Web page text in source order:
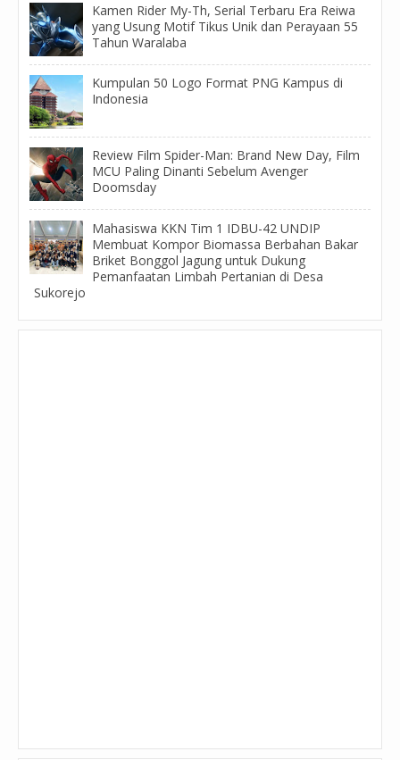
Kamen Rider My-Th, Serial Terbaru Era Reiwa
yang Usung Motif Tikus Unik dan Perayaan 55
Tahun Waralaba
Kumpulan 50 Logo Format PNG Kampus di
Indonesia
Review Film Spider-Man: Brand New Day, Film
MCU Paling Dinanti Sebelum Avenger
Doomsday
Mahasiswa KKN Tim 1 IDBU-42 UNDIP
Membuat Kompor Biomassa Berbahan Bakar
Briket Bonggol Jagung untuk Dukung
Pemanfaatan Limbah Pertanian di Desa
Sukorejo